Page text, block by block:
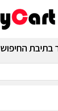
בתיבת החיפוש